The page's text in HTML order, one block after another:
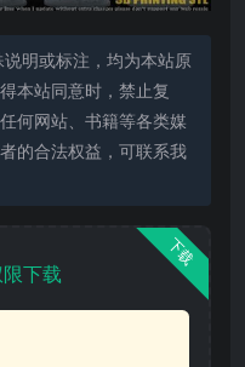
明或标注，均为本站原
本站同意时，禁止复
何网站、书籍等各类媒
的合法权益，可联系我
下载
下载